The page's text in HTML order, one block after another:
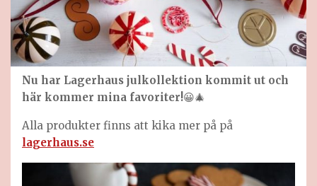
Nu har Lagerhaus julkollektion kommit ut och
här kommer mina favoriter!😀🎄
Alla produkter finns att kika mer på på
lagerhaus.se